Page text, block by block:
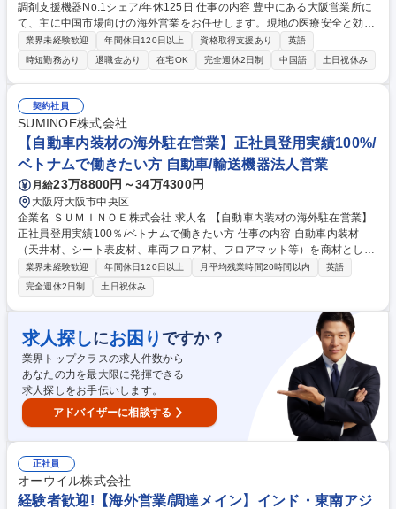
調剤支援機器No.1シェア/年休125日 仕事の内容 豊中にある大阪営業所に
て、主に中国市場向けの海外営業をお任せします。現地の医療安全と効率
化のスタンダードを創り上げる非常にやりがいのあるポジションです。※
海外出張が月1回程度発生有（代理店訪問等） 【具体的には】 1. 現地代理
店との折衝・販売支援 2. 医療機関・ユーザーへの提案活動と、製品導入
時の運用提案/フォロー 3. 展示会・学会対応 4. 市場動向・競合情報の収集
および海外案件・売上進捗管理 5. 社内関連部署（開発・品証・生産管理
など）との調整業務 募集職種 【大阪】海外営業（主に中国担当） / 調剤支
援機器No.1シェア/年休125日
業界未経験歓迎 年間休日120日以上 資格取得支援あり
英語
時短勤務あり
退職金あり 在宅OK 完全週休2日制 中国語 土日祝休み
契約社員
SUMINOE株式会社
【自動車内装材の海外駐在営業】正社員登用実績100%/
ベトナムで働きたい方 自動車/輸送機器法人営業
月給23万8800円～34万4300円
大阪府大阪市中央区
企業名 ＳＵＭＩＮＯＥ株式会社 求人名 【自動車内装材の海外駐在営業】
正社員登用実績100％/ベトナムで働きたい方 仕事の内容 自動車内装材
（天井材、シート表皮材、車両フロア材、フロアマット等）を商材として
取り扱う部署にて開発営業をお任せいたします。海外赴任をした際は赴任
手当13万円/月を支給します。※変動可能性有 入社当初は客先への内装材
開発・提案営業又は、主に量産品における調達や内示・オーダーに伴う受
発注（デリバリー）業務を担当いただきます。顧客は国内全自動車メーカ
ー及びティア1企業が中心です。製造工場や外注先への出張もあります。
既存顧客とのやり取りがメインで、基本的に新規開拓はございません。将
来的には海外拠点へ赴任し、駐在員業務を行っていただく予定にしていま
す。※目安：入社1～３年後 募集職種 【自動車内装材の海外駐在営業】正
社員登用実績100％/ベトナムで働きたい方
業界未経験歓迎 年間休日120日以上 月平均残業時間20時間以内
英語
完全週休2日制
土日祝休み
求人探しにお困り ですか？
業界トップクラスの求人件数から
あなたの力を最大限に発揮できる
求人探しをお手伝いします。
アドバイザーに相談する
正社員
オーウイル株式会社
経験者歓迎!【海外営業/調達メイン】インド・東南アジ